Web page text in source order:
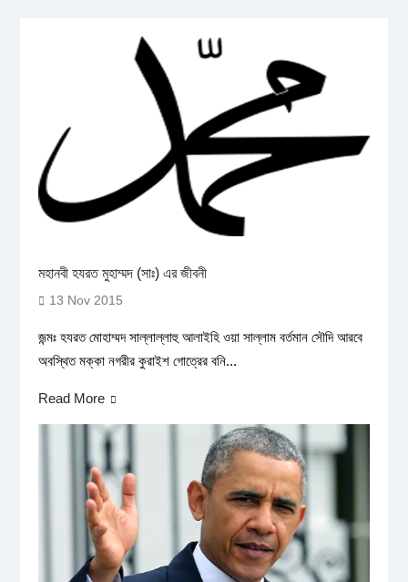
মহানবী হযরত মুহাম্মদ (সাঃ) এর জীবনী
13 Nov 2015
জন্মঃ হযরত মোহাম্মদ সাল্লাল্লাহু আলাইহি ওয়া সাল্লাম বর্তমান সৌদি আরবে
অবস্থিত মক্কা নগরীর কুরাইশ গোত্রের বনি...
Read More